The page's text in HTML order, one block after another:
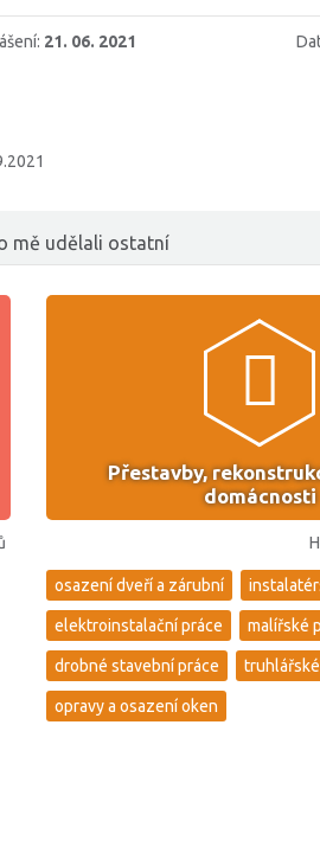
21. 06. 2021
mě udělali ostatní
Přestavby,
domácnosti
osazení dveří a zárubní
elektroinstalační práce malířské
drobné stavební práce
opravy a osazení oken